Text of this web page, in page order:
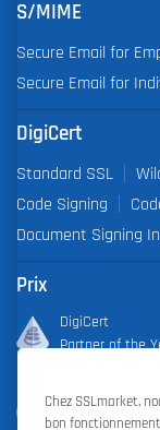
S/MIME
Secure Email for
Secure Email for
DigiCert
Standard SSL
Code Signing
Document Signing
Prix
DigiCert
Partner of the
Outstanding
2022
Chez SSLmarket,
bon